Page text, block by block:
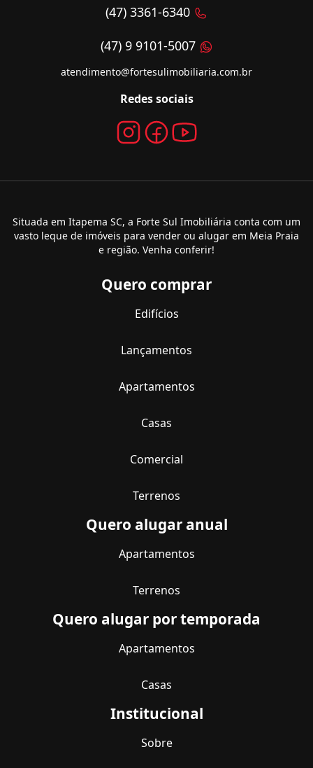
(47) 3361-6340
(47) 9 9101-5007
atendimento@fortesulimobiliaria.com.br
Redes sociais
Situada em Itapema SC, a Forte Sul Imobiliária conta com um
vasto leque de imóveis para vender ou alugar em Meia Praia
e região. Venha conferir!
Quero comprar
Edifícios
Lançamentos
Apartamentos
Casas
Comercial
Terrenos
Quero alugar anual
Apartamentos
Terrenos
Quero alugar por temporada
Apartamentos
Casas
Institucional
Sobre